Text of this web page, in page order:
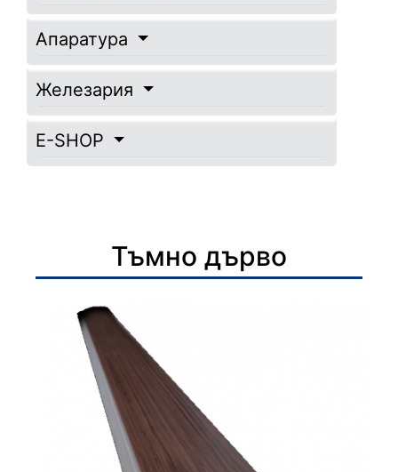
Апаратура
Железария
E-SHOP
Тъмно дърво